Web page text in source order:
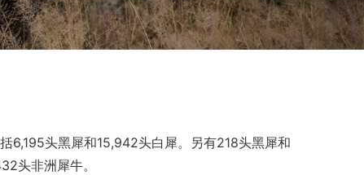
6,195头黑犀和15,942头白犀。另有218头黑犀和
头非洲犀牛。